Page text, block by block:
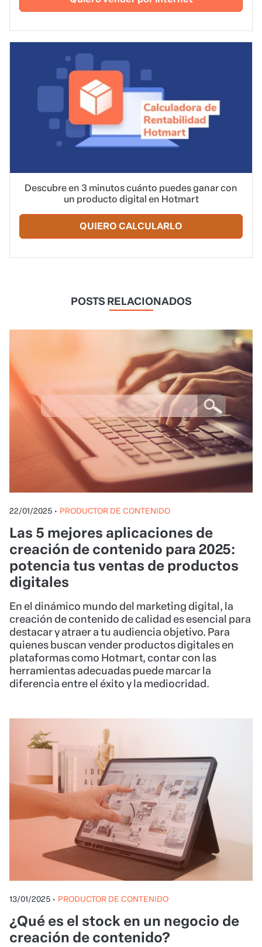
Descubre en 3 minutos cuánto puedes ganar con
un producto digital en Hotmart
QUIERO CALCULARLO
POSTS RELACIONADOS
22/01/2025 • PRODUCTOR DE CONTENIDO
Las 5 mejores aplicaciones de
creación de contenido para 2025:
potencia tus ventas de productos
digitales
En el dinámico mundo del marketing digital, la
creación de contenido de calidad es esencial para
destacar y atraer a tu audiencia objetivo. Para
quienes buscan vender productos digitales en
plataformas como Hotmart, contar con las
herramientas adecuadas puede marcar la
diferencia entre el éxito y la mediocridad.
13/01/2025 • PRODUCTOR DE CONTENIDO
¿Qué es el stock en un negocio de
creación de contenido?